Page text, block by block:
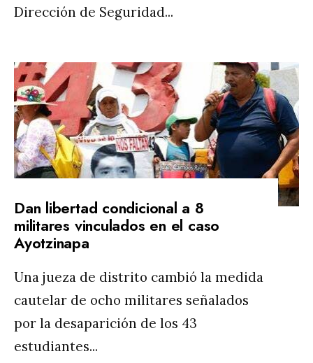
Dirección de Seguridad...
Dan libertad condicional a 8
militares vinculados en el caso
Ayotzinapa
Una jueza de distrito cambió la medida
cautelar de ocho militares señalados
por la desaparición de los 43
estudiantes...